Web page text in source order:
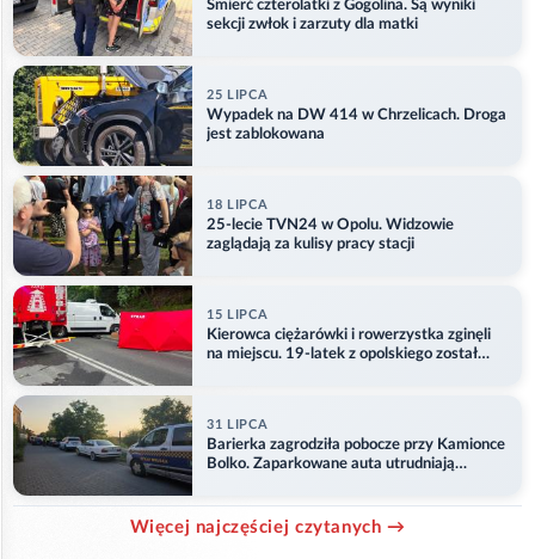
Śmierć czterolatki z Gogolina. Są wyniki
sekcji zwłok i zarzuty dla matki
25 LIPCA
Wypadek na DW 414 w Chrzelicach. Droga
jest zablokowana
18 LIPCA
25-lecie TVN24 w Opolu. Widzowie
zaglądają za kulisy pracy stacji
15 LIPCA
Kierowca ciężarówki i rowerzystka zginęli
na miejscu. 19-latek z opolskiego został
31 LIPCA
Barierka zagrodziła pobocze przy Kamionce
Bolko. Zaparkowane auta utrudniają
Więcej najczęściej czytanych →